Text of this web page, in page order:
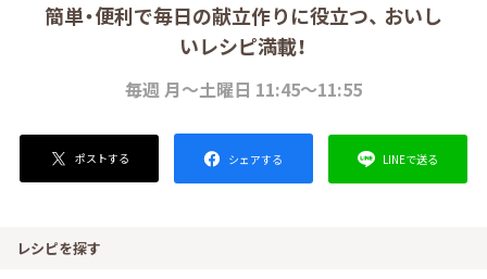
簡単・便利で毎日の献立作りに役立つ、 おいし
いレシピ満載！
毎週 月～土曜日 11:45～11:55
ポストする シェアする LINEで送る
レシピを探す